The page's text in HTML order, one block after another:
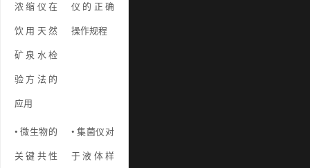
浓缩仪在
饮用天然
矿泉水检
验方法的
应用
仪的正确
操作规程
• 微生物的
关键共性
• 集菌仪对
于液体样